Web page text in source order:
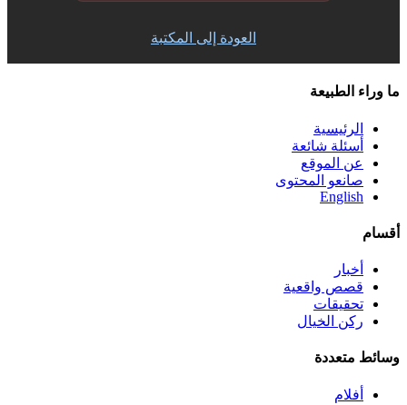
العودة إلى المكتبة
ما وراء الطبيعة
الرئيسية
أسئلة شائعة
عن الموقع
صانعو المحتوى
English
أقسام
أخبار
قصص واقعية
تحقيقات
ركن الخيال
وسائط متعددة
أفلام